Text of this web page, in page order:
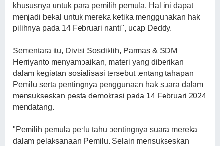
khususnya untuk para pemilih pemula. Hal ini dapat
menjadi bekal untuk mereka ketika menggunakan hak
pilihnya pada 14 Februari nanti", ucap Deddy.
Sementara itu, Divisi Sosdiklih, Parmas & SDM
Herriyanto menyampaikan, materi yang diberikan
dalam kegiatan sosialisasi tersebut tentang tahapan
Pemilu serta pentingnya penggunaan hak suara dalam
mensukseskan pesta demokrasi pada 14 Februari 2024
mendatang.
"Pemilih pemula perlu tahu pentingnya suara mereka
dalam pelaksanaan Pemilu. Selain mensukseskan